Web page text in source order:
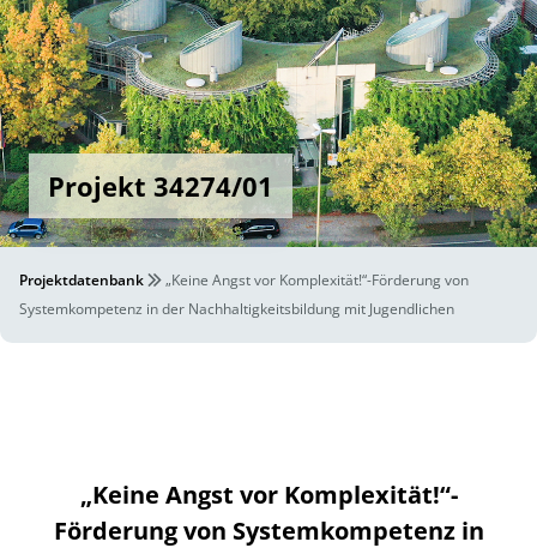
Projekt 34274/01
Projektdatenbank
„Keine Angst vor Komplexität!“-Förderung von
Systemkompetenz in der Nachhaltigkeitsbildung mit Jugendlichen
„Keine Angst vor Komplexität!“-
Förderung von Systemkompetenz in